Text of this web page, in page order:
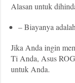
Alasan untuk
– Biayanya
Jika Anda ingin
Ti Anda, Asus
untuk Anda.